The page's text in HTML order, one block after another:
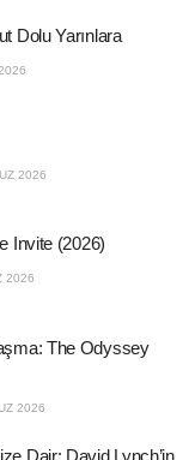
Dolu Yarınlara
2026
Invite (2026)
2026
The Odyssey
2026
Dair: David Lynch’in